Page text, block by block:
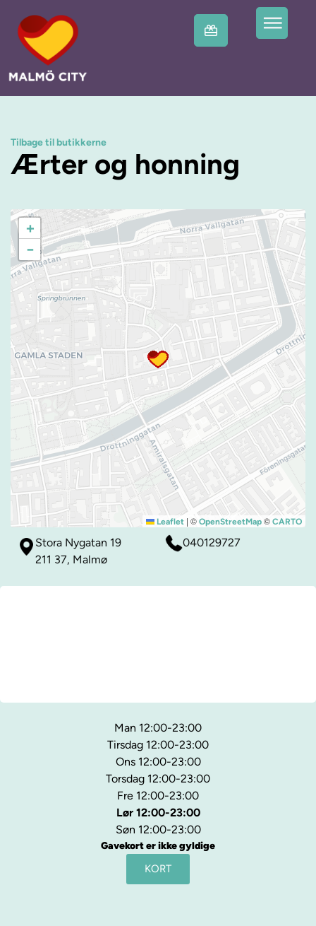
Tilbage til butikkerne
Ærter og honning
+
−
Leaflet | © OpenStreetMap © CARTO
Stora Nygatan 19
211 37, Malmø
040129727
Man 12:00-23:00
Tirsdag 12:00-23:00
Ons 12:00-23:00
Torsdag 12:00-23:00
Fre 12:00-23:00
Lør 12:00-23:00
Søn 12:00-23:00
Gavekort er ikke gyldige
KORT